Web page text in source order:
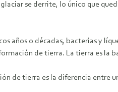
se derrite, lo único que
años o décadas, bacterias y
de tierra. La tierra es la
de tierra es la diferencia entre